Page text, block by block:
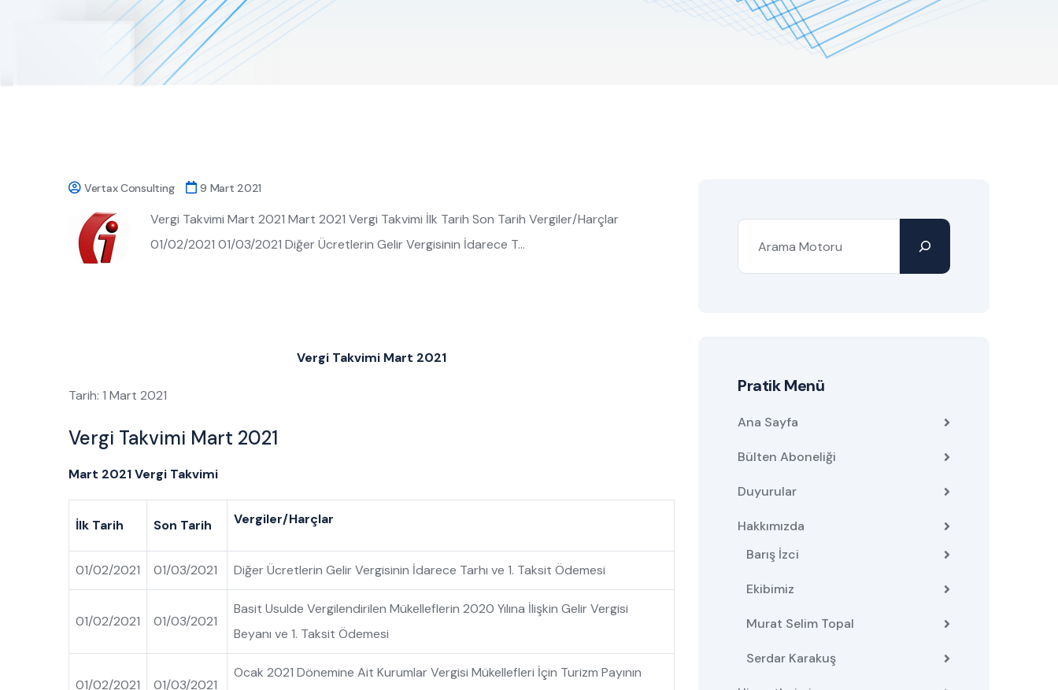
Vertax Consulting 9 Mart 2021
Vergi Takvimi Mart 2021 Mart 2021 Vergi Takvimi İlk Tarih Son Tarih Vergiler/Harçlar
01/02/2021 01/03/2021 Diğer Ücretlerin Gelir Vergisinin İdarece T…
Vergi Takvimi Mart 2021
Tarih: 1 Mart 2021
Vergi Takvimi Mart 2021
Mart 2021 Vergi Takvimi
İlk Tarih Son Tarih Vergiler/Harçlar
01/02/2021 01/03/2021 Diğer Ücretlerin Gelir Vergisinin İdarece Tarhı ve 1. Taksit Ödemesi
01/02/2021 01/03/2021
Basit Usulde Vergilendirilen Mükelleflerin 2020 Yılına İlişkin Gelir Vergisi
Beyanı ve 1. Taksit Ödemesi
01/02/2021 01/03/2021
Ocak 2021 Dönemine Ait Kurumlar Vergisi Mükellefleri İçin Turizm Payının
Pratik Menü
Ana Sayfa
Bülten Aboneliği
Duyurular
Hakkımızda
Barış İzci
Ekibimiz
Murat Selim Topal
Serdar Karakuş